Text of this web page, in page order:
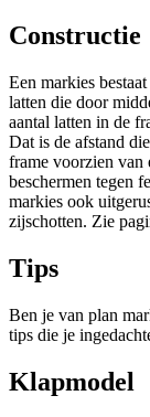
Constructie
Een markies
latten die door
aantal latten in de
Dat is de afstand
frame voorzien van
beschermen tegen
markies ook
zijschotten. Zie
Tips
Ben je van plan
tips die je
Klapmodel